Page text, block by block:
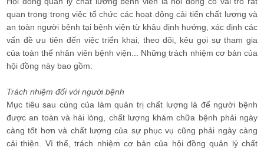
quan trọng trong việc tổ chức các hoạt động cải tiến chất lượng và
an toàn người bệnh tại bệnh viện từ khâu định hướng, xác định các
vấn đề ưu tiên đến việc triển khai, theo dõi, kêu gọi sự tham gia
của toàn thể nhân viên bệnh viện... Những trách nhiệm cơ bản của
hội đồng này bao gồm:
Trách nhiệm đối với người bệnh
Mục tiêu sau cùng của làm quản trị chất lượng là để người bệnh
được an toàn và hài lòng, chất lượng khám chữa bệnh phải ngày
càng tốt hơn và chất lượng của sự phục vụ cũng phải ngày càng
cải thiện. Vì thế, trách nhiệm cơ bản của hội đồng quản lý chất